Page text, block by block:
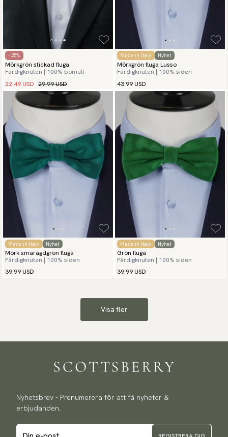
- 25%
Mörkgrön stickad fluga
Färdigknuten | 100% bomull
22.49 USD 29.99 USD
Made in Italy Nyhet
Mörkgrön fluga Lusso
Färdigknuten | 100% siden
43.99 USD
Made in Italy Nyhet
Mörk smaragdgrön fluga
Färdigknuten | 100% siden
39.99 USD
Made in Italy Nyhet
Grön fluga
Färdigknuten | 100% siden
39.99 USD
Visa fler
Nyhetsbrev - Prenumerera för att få nyheter &
erbjudanden.